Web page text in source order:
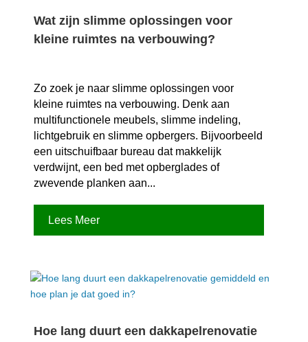
Wat zijn slimme oplossingen voor
kleine ruimtes na verbouwing?
Zo zoek je naar slimme oplossingen voor
kleine ruimtes na verbouwing.​ Denk aan
multifunctionele meubels, slimme indeling,
lichtgebruik en slimme opbergers.​ Bijvoorbeeld
een uitschuifbaar bureau dat makkelijk
verdwijnt, een bed met opberglades of
zwevende planken aan...
Lees Meer
Hoe lang duurt een dakkapelrenovatie